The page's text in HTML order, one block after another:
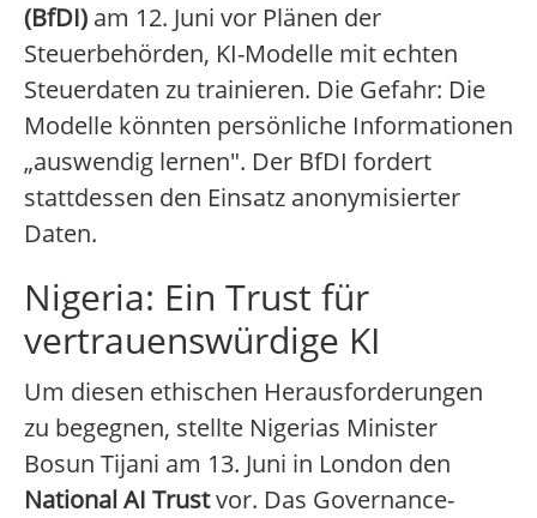
(BfDI) am 12. Juni vor Plänen der
Steuerbehörden, KI-Modelle mit echten
Steuerdaten zu trainieren. Die Gefahr: Die
Modelle könnten persönliche Informationen
„auswendig lernen". Der BfDI fordert
stattdessen den Einsatz anonymisierter
Daten.
Nigeria: Ein Trust für
vertrauenswürdige KI
Um diesen ethischen Herausforderungen
zu begegnen, stellte Nigerias Minister
Bosun Tijani am 13. Juni in London den
National AI Trustvor. Das Governance-